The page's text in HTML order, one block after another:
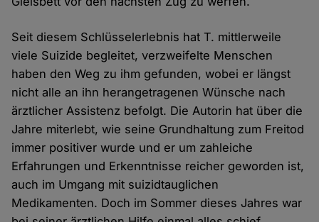
Seit diesem Schlüsselerlebnis hat T. mittlerweile
viele Suizide begleitet, verzweifelte Menschen
haben den Weg zu ihm gefunden, wobei er längst
nicht alle an ihn herangetragenen Wünsche nach
ärztlicher Assistenz befolgt. Die Autorin hat über die
Jahre miterlebt, wie seine Grundhaltung zum Freitod
immer positiver wurde und er um zahleiche
Erfahrungen und Erkenntnisse reicher geworden ist,
auch im Umgang mit suizidtauglichen
Medikamenten. Doch im Sommer dieses Jahres war